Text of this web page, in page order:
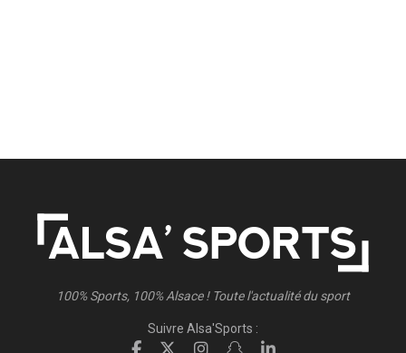
100% Sports, 100% Alsace ! Toute l'actualité du sport
Suivre Alsa'Sports :